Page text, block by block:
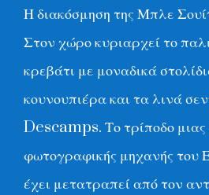
Η διακόσμηση της Μπλε
Στον χώρο κυριαρχεί το
κρεβάτι με μοναδικά
κουνουπιέρα και τα λινά
Descamps. Το τρίποδο μιας
φωτογραφικής μηχανής του
έχει μετατραπεί από τον